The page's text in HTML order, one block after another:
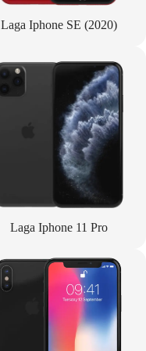
Laga Iphone SE (2020)
Laga Iphone 11 Pro